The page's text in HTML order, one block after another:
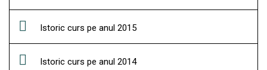
Istoric curs pe anul 2015
Istoric curs pe anul 2014